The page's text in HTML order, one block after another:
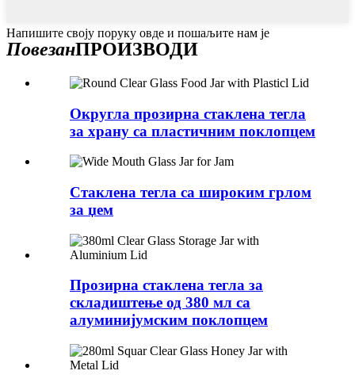
Напишите своју поруку овде и пошаљите нам је
ПовезанПРОИЗВОДИ
Округла прозирна стаклена тегла
за храну са пластичним поклопцем
Стаклена тегла са широким грлом
за џем
Прозирна стаклена тегла за
складиштење од 380 мл са
алуминијумским поклопцем